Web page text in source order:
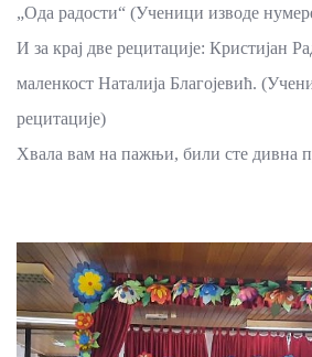
„Ода радости“ (Ученици изводе
И за крај две рецитације: Кристијан
маленкост Наталија Благојевић.
рецитације)
Хвала вам на пажњи, били сте дивна